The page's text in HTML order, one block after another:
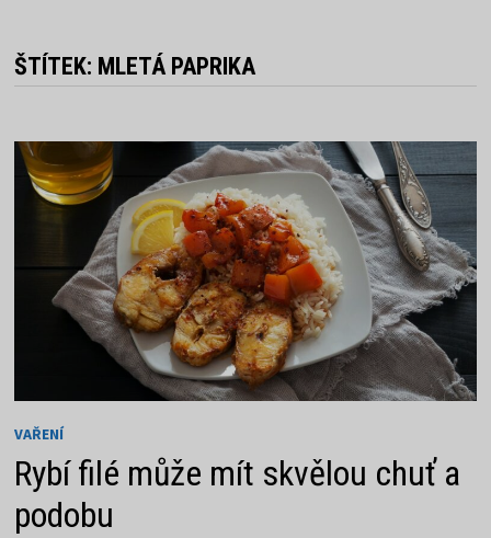
ŠTÍTEK: MLETÁ PAPRIKA
VAŘENÍ
Rybí filé může mít skvělou chuť a
podobu